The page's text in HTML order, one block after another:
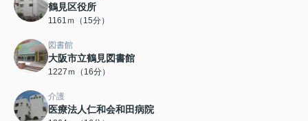
鶴見区役所
1161ｍ（15分）
図書館
大阪市立鶴見図書館
1227ｍ（16分）
介護
医療法人仁和会和田病院